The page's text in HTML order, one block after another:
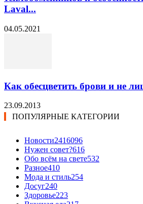
Laval...
04.05.2021
Как обесцветить брови и не
23.09.2013
ПОПУЛЯРНЫЕ КАТЕГОРИИ
Новости2416096
Нужен совет?616
Обо всём на свете532
Разное410
Мода и стиль254
Досуг240
Здоровье223